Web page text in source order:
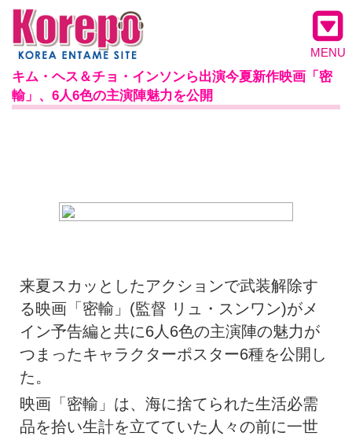
MENU
キム・ヘス＆チョ・インソンら出演今夏新作映画「密
輸」、6人6色の主演陣魅力を公開
来夏スカッとしたアクションで武装解除す
る映画「密輸」(監督 リュ・スンワン)がメ
イン予告編と共に6人6色の主演陣の魅力が
つまったキャラクターポスター6種を公開し
た。
映画「密輸」は、海に捨てられた生活必需
品を拾い生計を立てていた人々の前に一世